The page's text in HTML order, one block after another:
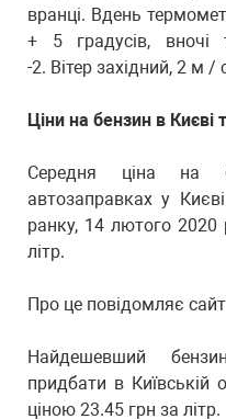
вранці. Вдень
+ 5 градусів, вночі
-2. Вітер західний, 2 м /
Ціни на бензин в Києві
Середня ціна на
автозаправках у
ранку, 14 лютого 2020
літр.
Про це повідомляє
Найдешевший
придбати в
ціною 23.45 грн за літр.